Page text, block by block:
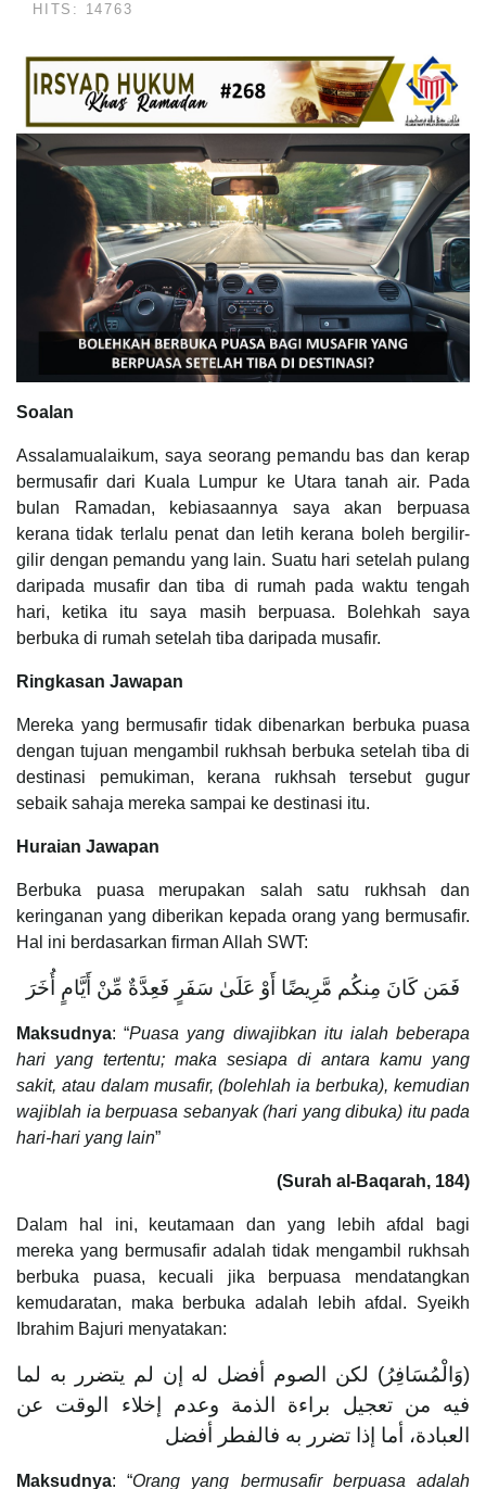
HITS: 14763
Soalan
Assalamualaikum, saya seorang pemandu bas dan kerap
bermusafir dari Kuala Lumpur ke Utara tanah air. Pada
bulan Ramadan, kebiasaannya saya akan berpuasa
kerana tidak terlalu penat dan letih kerana boleh bergilir-
gilir dengan pemandu yang lain. Suatu hari setelah pulang
daripada musafir dan tiba di rumah pada waktu tengah
hari, ketika itu saya masih berpuasa. Bolehkah saya
berbuka di rumah setelah tiba daripada musafir.
Ringkasan Jawapan
Mereka yang bermusafir tidak dibenarkan berbuka puasa
dengan tujuan mengambil rukhsah berbuka setelah tiba di
destinasi pemukiman, kerana rukhsah tersebut gugur
sebaik sahaja mereka sampai ke destinasi itu.
Huraian Jawapan
Berbuka puasa merupakan salah satu rukhsah dan
keringanan yang diberikan kepada orang yang bermusafir.
Hal ini berdasarkan firman Allah SWT:
فَمَن كَانَ مِنكُم مَّرِيضًا أَوْ عَلَىٰ سَفَرٍ فَعِدَّةٌ مِّنْ أَيَّامٍ أُخَرَ
Maksudnya: “Puasa yang diwajibkan itu ialah beberapa
hari yang tertentu; maka sesiapa di antara kamu yang
sakit, atau dalam musafir, (bolehlah ia berbuka), kemudian
wajiblah ia berpuasa sebanyak (hari yang dibuka) itu pada
hari-hari yang lain”
(Surah al-Baqarah, 184)
Dalam hal ini, keutamaan dan yang lebih afdal bagi
mereka yang bermusafir adalah tidak mengambil rukhsah
berbuka puasa, kecuali jika berpuasa mendatangkan
kemudaratan, maka berbuka adalah lebih afdal. Syeikh
Ibrahim Bajuri menyatakan:
(وَالْمُسَافِرُ) لكن الصوم أفضل له إن لم يتضرر به لما
فيه من تعجيل براءة الذمة وعدم‎ ‎إخلاء الوقت عن
العبادة، أما إذا تضرر به فالفطر أفضل
Maksudnya: “Orang yang bermusafir berpuasa adalah